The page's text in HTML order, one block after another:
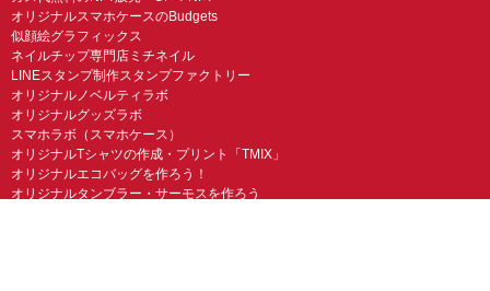
オリジナルスマホケースのBudgets
似顔絵グラフィックス
ネイルチップ専門店ミチネイル
LINEスタンプ制作スタンプファクトリー
オリジナルノベルティラボ
オリジナルグッズラボ
スマホラボ（スマホケース）
オリジナルTシャツの作成・プリント「TMIX」
オリジナルエコバッグを作ろう！
オリジナルタンブラー・サーモスを作ろう